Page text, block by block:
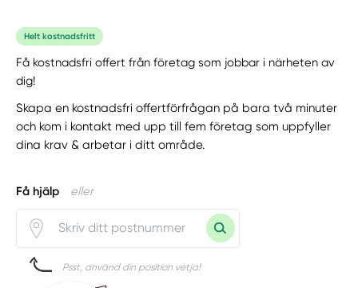
Helt kostnadsfritt
Få kostnadsfri offert från företag som jobbar i närheten av
dig!
Skapa en kostnadsfri offertförfrågan på bara två minuter
och kom i kontakt med upp till fem företag som uppfyller
dina krav & arbetar i ditt område.
Få hjälp eller
Psst, använd din position vetja!